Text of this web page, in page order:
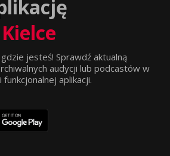
jesteś! Sprawdź aktualną
audycji lub podcastów w
aplikacji.